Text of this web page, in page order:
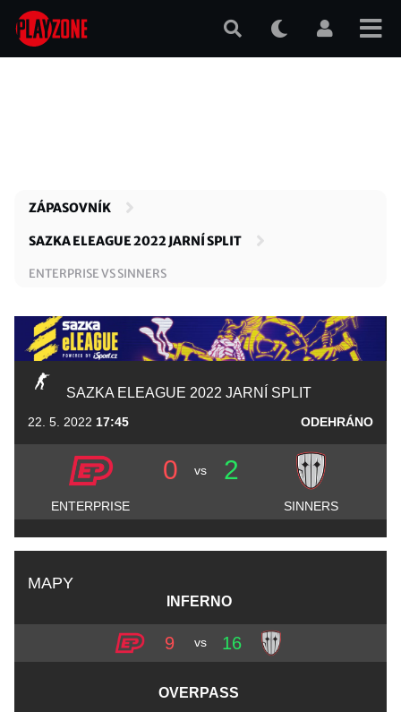
Přejít
hlavnímu
ZÁPASOVNÍK
SAZKA ELEAGUE 2022 JARNÍ SPLIT
ENTERPRISE VS SINNERS
SAZKA ELEAGUE 2022 JARNÍ SPLIT
22. 5. 2022 17:45 ODEHRÁNO
0 vs 2
ENTERPRISE SINNERS
MAPY
INFERNO
9 vs 16
OVERPASS